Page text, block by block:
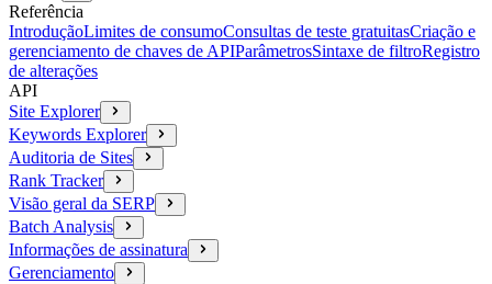
Referência
IntroduçãoLimites de consumoConsultas de teste gratuitasCriação e
gerenciamento de chaves de APIParâmetrosSintaxe de filtroRegistro
de alterações
API
Site Explorer
Keywords Explorer
Auditoria de Sites
Rank Tracker
Visão geral da SERP
Batch Analysis
Informações de assinatura
Gerenciamento